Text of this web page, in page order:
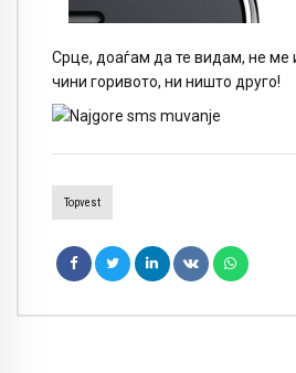
Срце, доаѓам да те видам, не ме
чини горивото, ни ништо друго!
Topvest